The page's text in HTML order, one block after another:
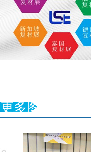
更多图片